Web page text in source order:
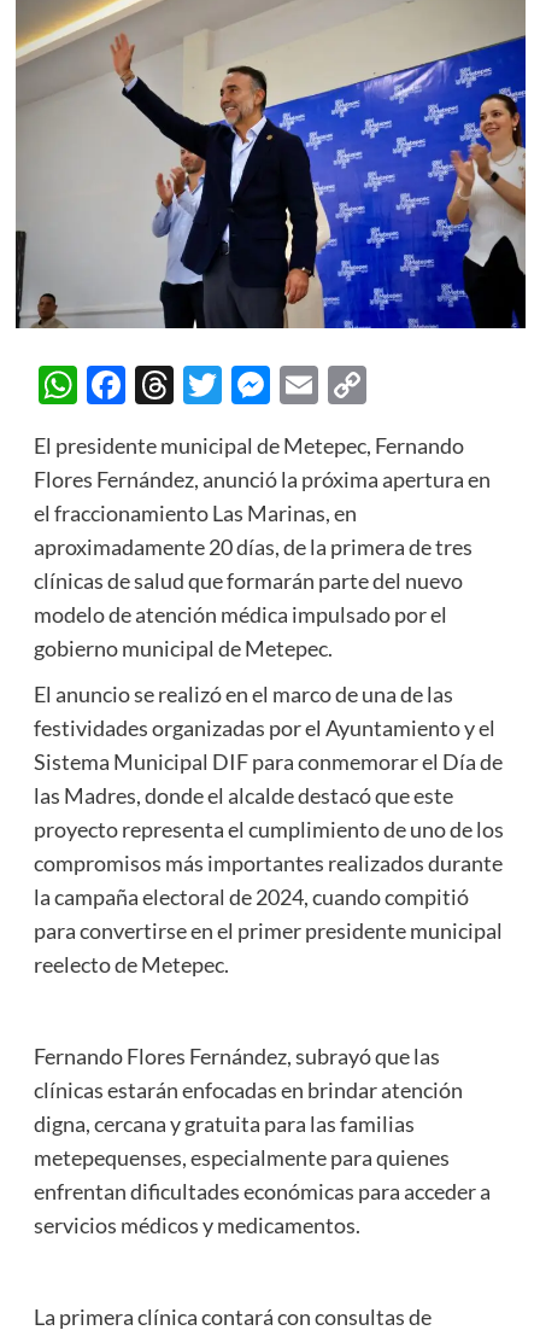
WhatsApp
Facebook
Threads
Twitter
Messenger
EmailCopy
El presidente municipal de Metepec, Fernando
Flores Fernández, anunció la próxima apertura en
el fraccionamiento Las Marinas, en
aproximadamente 20 días, de la primera de tres
clínicas de salud que formarán parte del nuevo
modelo de atención médica impulsado por el
gobierno municipal de Metepec.
El anuncio se realizó en el marco de una de las
festividades organizadas por el Ayuntamiento y el
Sistema Municipal DIF para conmemorar el Día de
las Madres, donde el alcalde destacó que este
proyecto representa el cumplimiento de uno de los
compromisos más importantes realizados durante
la campaña electoral de 2024, cuando compitió
para convertirse en el primer presidente municipal
reelecto de Metepec.
Fernando Flores Fernández, subrayó que las
clínicas estarán enfocadas en brindar atención
digna, cercana y gratuita para las familias
metepequenses, especialmente para quienes
enfrentan dificultades económicas para acceder a
servicios médicos y medicamentos.
La primera clínica contará con consultas de